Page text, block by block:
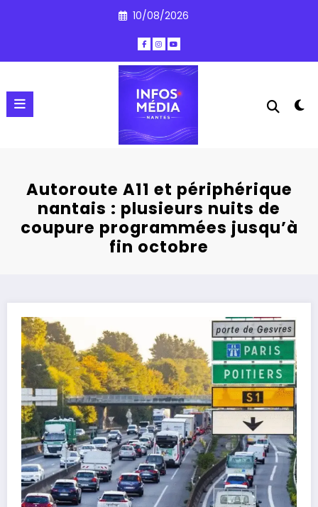
10/08/2026
Autoroute A11 et périphérique
nantais : plusieurs nuits de
coupure programmées jusqu’à
fin octobre